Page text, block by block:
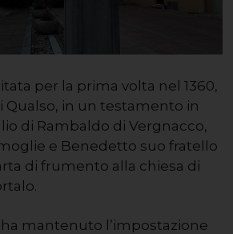
per la prima volta nel 1360,
Qualso, in un testamento in
di Rambaldo di Vergnacco,
e Benedetto suo fratello
di frumento alla chiesa di
ha mantenuto l’impostazione